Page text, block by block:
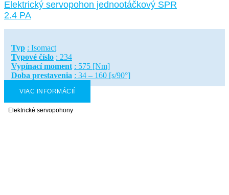
Elektrický servopohon jednootáčkový SPR
2.4 PA
Typ : Isomact
Typové číslo : 234
Vypínací moment : 575 [Nm]
Doba prestavenia : 34 – 160 [s/90°]
VIAC INFORMÁCIÍ
Elektrické servopohony